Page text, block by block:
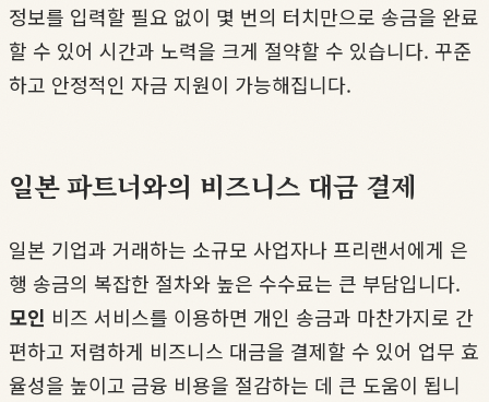
정보를 입력할 필요 없이 몇 번의 터치만으로 송금을 완료
할 수 있어 시간과 노력을 크게 절약할 수 있습니다. 꾸준
하고 안정적인 자금 지원이 가능해집니다.
일본 파트너와의 비즈니스 대금 결제
일본 기업과 거래하는 소규모 사업자나 프리랜서에게 은
행 송금의 복잡한 절차와 높은 수수료는 큰 부담입니다.
모인 비즈 서비스를 이용하면 개인 송금과 마찬가지로 간
편하고 저렴하게 비즈니스 대금을 결제할 수 있어 업무 효
율성을 높이고 금융 비용을 절감하는 데 큰 도움이 됩니